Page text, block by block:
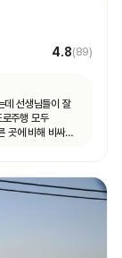
4.8(89)
데 선생님들이 잘
주행 모두
곳에 비해 비싸지